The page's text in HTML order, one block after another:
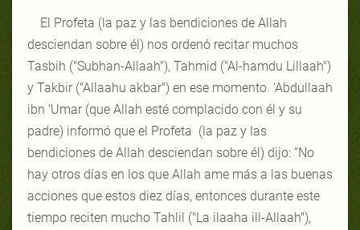
El Profeta (la paz y las bendiciones de Allah
desciendan sobre él) nos ordenó recitar muchos
Tasbih ("Subhan-Allaah"), Tahmid ("Al-hamdu Lillaah")
y Takbir ("Allaahu akbar") en ese momento. ‘Abdullaah
ibn ‘Umar (que Allah esté complacido con él y su
padre) informó que el Profeta (la paz y las
bendiciones de Allah desciendan sobre él) dijo: “No
hay otros días en los que Allah ame más a las buenas
acciones que estos diez días, entonces durante este
tiempo reciten mucho Tahlil ("La ilaaha ill-Allaah"),